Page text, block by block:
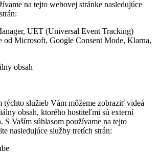
na tejto webovej stránke nasledujúce
UET (Universal Event Tracking)
od Microsoft, Google Consent Mode, Klarna,
obsah
týchto služieb Vám môžeme zobraziť videá
obsah, ktorého hostiteľmi sú externí
S Vaším súhlasom používame na tejto
nasledujúce služby tretích strán: